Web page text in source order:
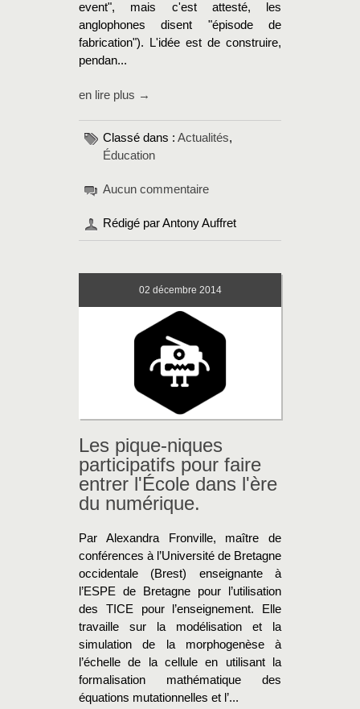
event", mais c'est attesté, les
anglophones disent "épisode de
fabrication"). L'idée est de construire,
pendan...
en lire plus →
Classé dans : Actualités,
Éducation
Aucun commentaire
Rédigé par Antony Auffret
02 décembre 2014
Les pique-niques
participatifs pour faire
entrer l'École dans l'ère
du numérique.
Par Alexandra Fronville, maître de
conférences à l’Université de Bretagne
occidentale (Brest) enseignante à
l’ESPE de Bretagne pour l’utilisation
des TICE pour l’enseignement. Elle
travaille sur la modélisation et la
simulation de la morphogenèse à
l’échelle de la cellule en utilisant la
formalisation mathématique des
équations mutationnelles et l’...